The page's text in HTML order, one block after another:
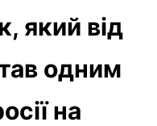
який від
одним
на